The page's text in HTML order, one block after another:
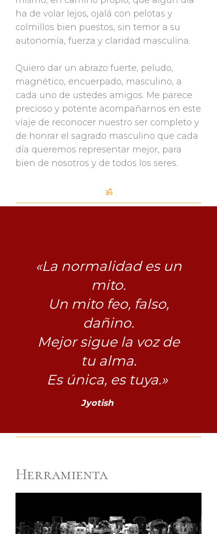
ha de volar lejos, ojalá con pelotas y
colmillos bien puestos, sin temor a su
autonomía, fuerza y claridad masculina.
Quiero dar un abrazo fuerte, peludo,
magnético, encuerpado, masculino, a
cada uno de ustedes amigos. Me parece
precioso y potente acompañarnos en este
viaje de reconocer nuestro ser completo y
de honrar el sagrado masculino que cada
día queremos representar mejor, para
bien de nosotros y de todos los seres.
ॐ
«La normalidad es un
mito.
Un mito feo, falso,
dañino.
Mejor sigue la voz de
tu alma.
Es única, es tuya.»
Jyotish
Herramienta